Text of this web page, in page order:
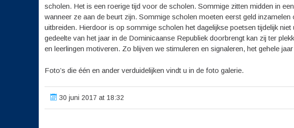
scholen. Het is een roerige tijd voor de scholen. Sommige zitten midden in
wanneer ze aan de beurt zijn. Sommige scholen moeten eerst geld
uitbreiden. Hierdoor is op sommige scholen het dagelijkse poetsen tijdelijk
gedeelte van het jaar in de Dominicaanse Republiek doorbrengt kan zij ter
en leerlingen motiveren. Zo blijven we stimuleren en signaleren, het gehele
Foto’s die één en ander verduidelijken vindt u in de foto galerie.
30 juni 2017 at 18:32